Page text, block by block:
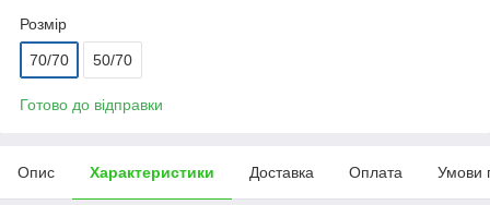
Розмір
70/70 50/70
Готово до відправки
Опис Характеристики Доставка Оплата Умови